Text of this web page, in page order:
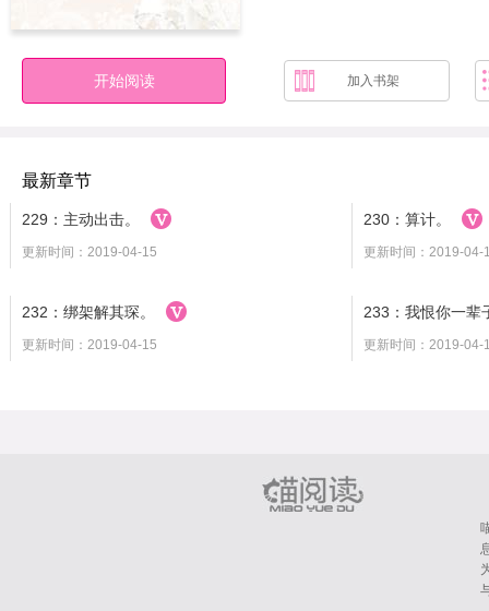
开始阅读 加入书架
最新章节
229：主动出击。
更新时间：2019-04-15
230：算计。
更新时间：2019-04-
232：绑架解其琛。
更新时间：2019-04-15
233：我恨你一辈
更新时间：2019-04-